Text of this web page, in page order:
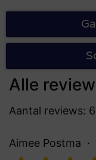
Alle
Aantal reviews: 6
Aimee Postma